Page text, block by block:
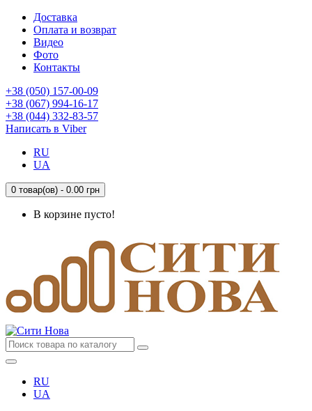
Доставка
Оплата и возврат
Видео
Фото
Контакты
+38 (050) 157-00-09
+38 (067) 994-16-17
+38 (044) 332-83-57
Написать в Viber
RU
UA
0 товар(ов) - 0.00 грн
В корзине пусто!
RU
UA